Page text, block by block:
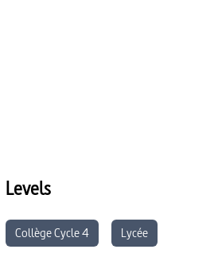
Levels
Collège Cycle 4 Lycée